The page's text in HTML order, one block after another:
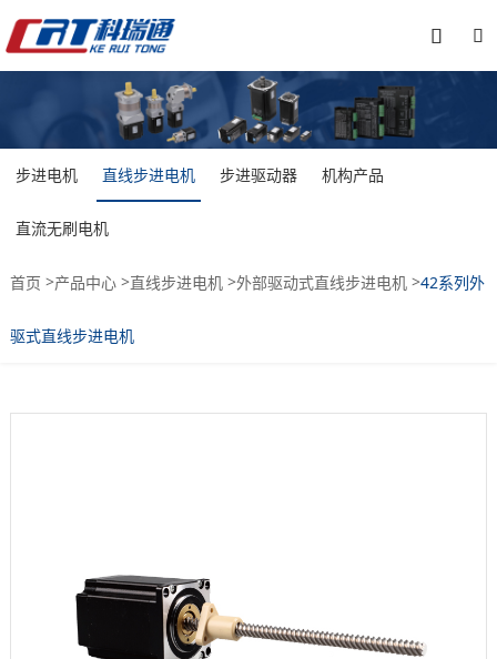


步进电机 直线步进电机 步进驱动器 机构产品
直流无刷电机
首页 >产品中心>直线步进电机>外部驱动式直线步进电机>42系列外
驱式直线步进电机